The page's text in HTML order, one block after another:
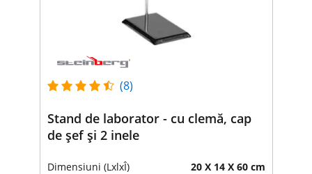
(8)
Stand de laborator - cu clemă, cap
de șef și 2 inele
Dimensiuni (LxlxÎ) 20 X 14 X 60 cm